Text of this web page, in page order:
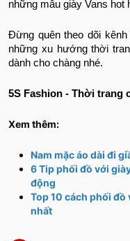
những mẫu giày Vans hot
Đừng quên theo dõi
những xu hướng thời
dành cho chàng nhé.
5S Fashion - Thời trang
Xem thêm:
Nam mặc áo dài đi
6 Tip phối đồ với
động
Top 10 cách phối
nhất